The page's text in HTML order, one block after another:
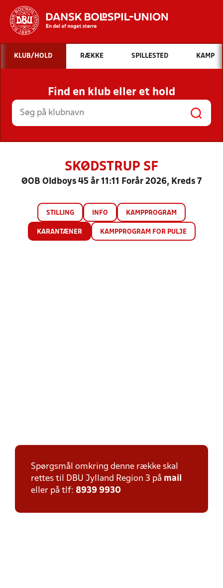
Hvad vil du søge efter?
INDHOLD OG NYHEDER
STILLINGER, RESULTATER, KLUBBER OG
HOLD
KLUB/HOLD RÆKKE SPILLESTED KAMP
Find en klub eller et hold
SKØDSTRUP SF
ØOB Oldboys 45 år 11:11 Forår 2026, Kreds 7
STILLING INFO KAMPPROGRAM
KARANTÆNER KAMPPROGRAM FOR PULJE
Spørgsmål omkring denne række skal
rettes til DBU Jylland Region 3 på mail
eller på tlf: 8939 9930